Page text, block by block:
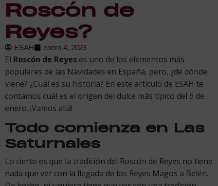
Roscón de
Reyes?
ESAH enero 4, 2023
El Roscón de Reyes es uno de los elementos más
populares de las Navidades en España, pero, ¿de dónde
viene? ¿Cuál es su historia? En este artículo de ESAH te
contamos cuál es el origen del dulce más típico del 6 de
enero. ¡Vamos allá!
Todo comienza en Las
Saturnales
Lo cierto es que la tradición del Roscón de Reyes no tiene
nada que ver con la llegada de los Reyes Magos a Belén.